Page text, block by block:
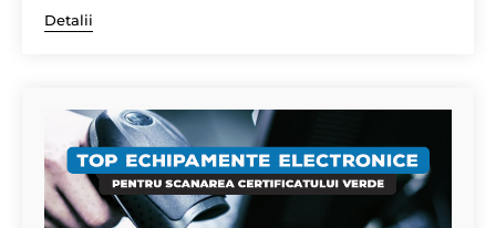
Detalii